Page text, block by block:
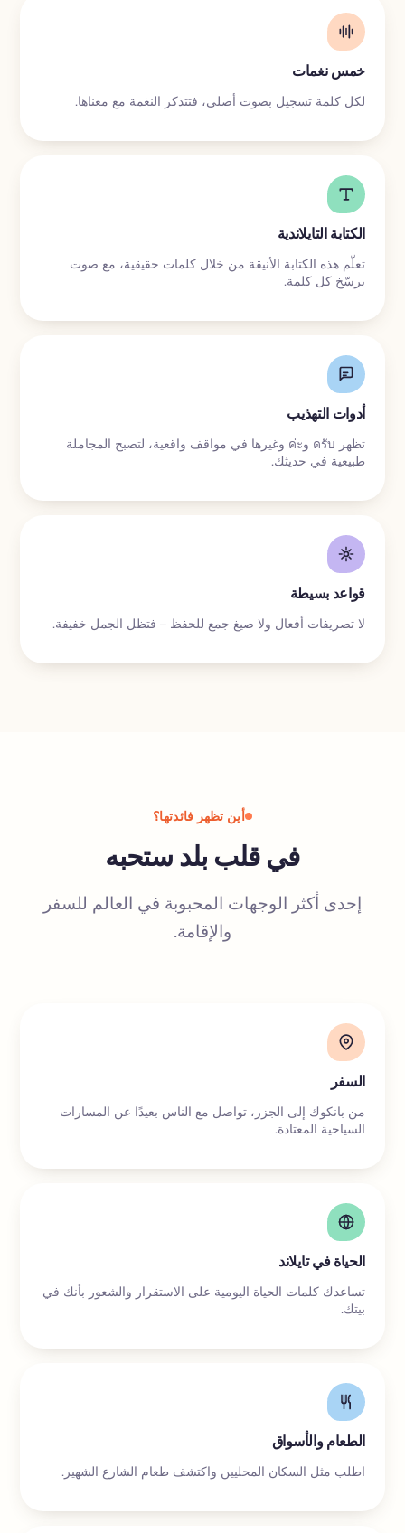
خمس نغمات
لكل كلمة تسجيل بصوت أصلي، فتتذكر النغمة مع معناها.
الكتابة التايلاندية
تعلّم هذه الكتابة الأنيقة من خلال كلمات حقيقية، مع صوت
يرسّخ كل كلمة.
أدوات التهذيب
تظهر ครับ وค่ะ وغيرها في مواقف واقعية، لتصبح المجاملة
طبيعية في حديثك.
قواعد بسيطة
لا تصريفات أفعال ولا صيغ جمع للحفظ – فتظل الجمل خفيفة.
أين تظهر فائدتها؟
في قلب بلد ستحبه
إحدى أكثر الوجهات المحبوبة في العالم للسفر
والإقامة.
السفر
من بانكوك إلى الجزر، تواصل مع الناس بعيدًا عن المسارات
السياحية المعتادة.
الحياة في تايلاند
تساعدك كلمات الحياة اليومية على الاستقرار والشعور بأنك في
بيتك.
الطعام والأسواق
اطلب مثل السكان المحليين واكتشف طعام الشارع الشهير.